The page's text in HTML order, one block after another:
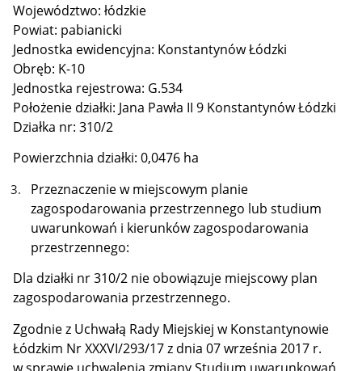
Województwo: łódzkie
Powiat: pabianicki
Jednostka ewidencyjna: Konstantynów Łódzki
Obręb: K-10
Jednostka rejestrowa: G.534
Położenie działki: Jana Pawła II 9 Konstantynów Łódzki
Działka nr: 310/2
Powierzchnia działki: 0,0476 ha
Przeznaczenie w miejscowym planie
zagospodarowania przestrzennego lub studium
uwarunkowań i kierunków zagospodarowania
przestrzennego:
Dla działki nr 310/2 nie obowiązuje miejscowy plan
zagospodarowania przestrzennego.
Zgodnie z Uchwałą Rady Miejskiej w Konstantynowie
Łódzkim Nr XXXVI/293/17 z dnia 07 września 2017 r.